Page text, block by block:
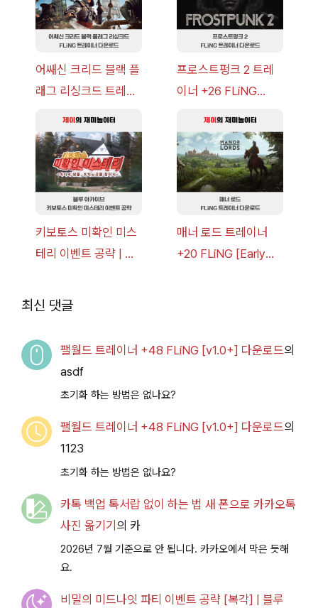
어쌔신 크리드 블랙 플
래그 리싱크드 트레이
v1.0+] 다운로드
프로스트펑크 2 트레
이너 +26 FLiNG
드
키보토스 미확인 미스
테리 이벤트 공략 | 블
매너 로드 트레이너
+20 FLiNG [Early
최신 댓글
팰월드 트레이너 +48 FLiNG [v1.0+] 다운로드의
asdf
초기화 하는 방법은 없나요?
팰월드 트레이너 +48 FLiNG [v1.0+] 다운로드의
1123
초기화 하는 방법은 없나요?
카톡 백업 톡서랍 없이 하는 법 새 폰으로 카카오톡
사진 옮기기 의 카
2026년 7월 기준으로 안 됩니다. 카카오에서 막은 듯해
요.
비밀의 미드나잇 파티 이벤트 공략 [복각] | 블루